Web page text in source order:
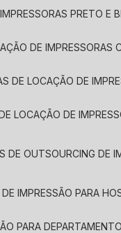
PRETO E
DE IMPRESSORAS
DE LOCAÇÃO DE
DE LOCAÇÃO DE
DE OUTSOURCING DE
IMPRESSÃO PARA
PARA DEPARTAMENTO